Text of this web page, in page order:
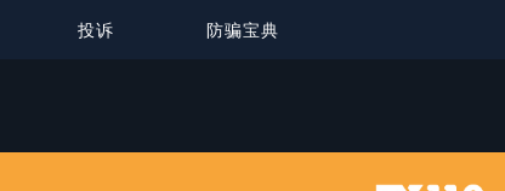
投诉 防骗宝典